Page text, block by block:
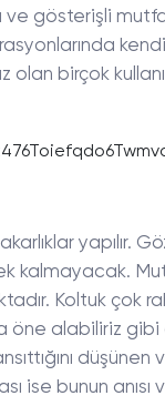
ve gösterişli
olan birçok
yapılır.
kalmayacak.
Koltuk çok
öne alabiliriz
düşünen
ise bunun anısı